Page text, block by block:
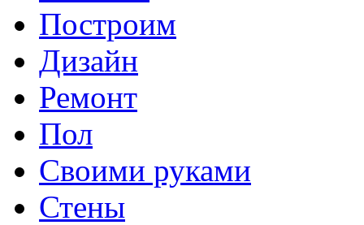
Построим
Дизайн
Ремонт
Пол
Своими руками
Стены